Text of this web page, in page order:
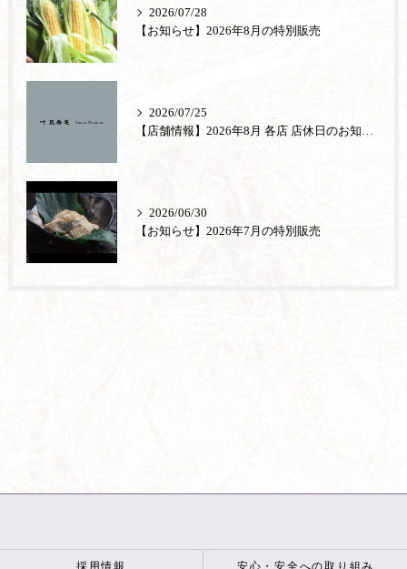
2026/07/28
【お知らせ】2026年8月の特別販売
2026/07/25
2026/06/30
【お知らせ】2026年7月の特別販売
採用情報 安心・安全への取り組み